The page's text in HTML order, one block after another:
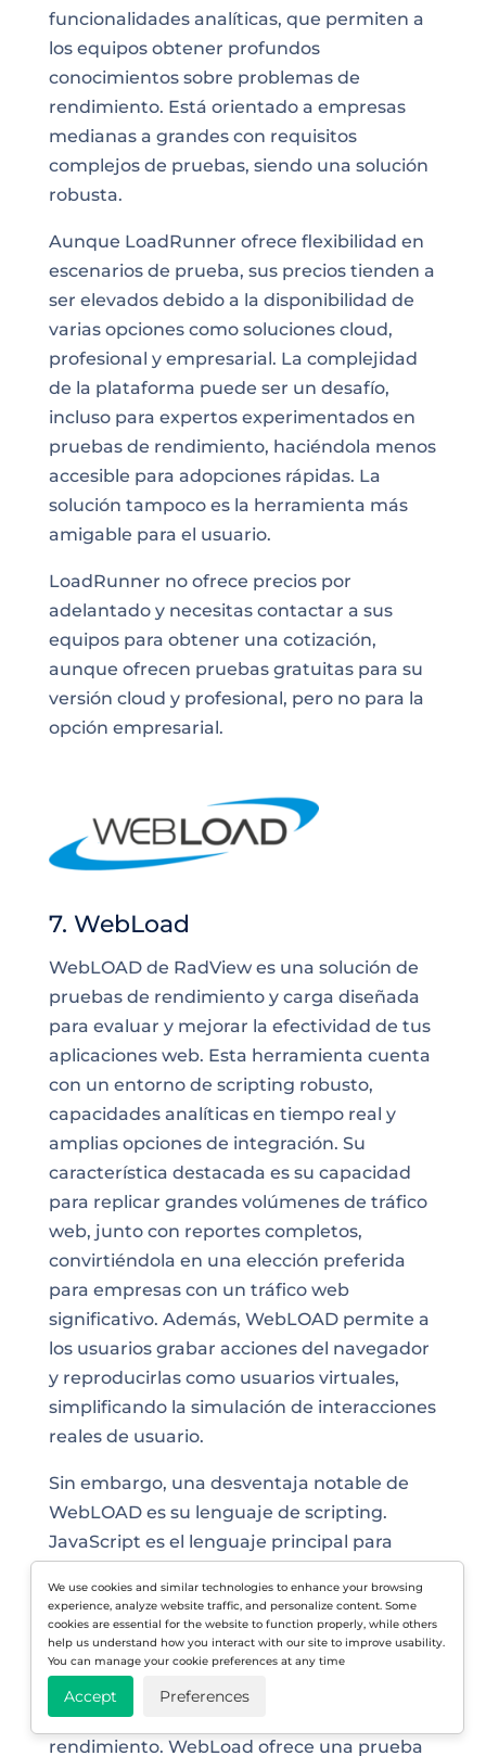
funcionalidades analíticas, que permiten a
los equipos obtener profundos
conocimientos sobre problemas de
rendimiento. Está orientado a empresas
medianas a grandes con requisitos
complejos de pruebas, siendo una solución
robusta.
Aunque LoadRunner ofrece flexibilidad en
escenarios de prueba, sus precios tienden a
ser elevados debido a la disponibilidad de
varias opciones como soluciones cloud,
profesional y empresarial. La complejidad
de la plataforma puede ser un desafío,
incluso para expertos experimentados en
pruebas de rendimiento, haciéndola menos
accesible para adopciones rápidas. La
solución tampoco es la herramienta más
amigable para el usuario.
LoadRunner no ofrece precios por
adelantado y necesitas contactar a sus
equipos para obtener una cotización,
aunque ofrecen pruebas gratuitas para su
versión cloud y profesional, pero no para la
opción empresarial.
7. WebLoad
WebLOAD de RadView es una solución de
pruebas de rendimiento y carga diseñada
para evaluar y mejorar la efectividad de tus
aplicaciones web. Esta herramienta cuenta
con un entorno de scripting robusto,
capacidades analíticas en tiempo real y
amplias opciones de integración. Su
característica destacada es su capacidad
para replicar grandes volúmenes de tráfico
web, junto con reportes completos,
convirtiéndola en una elección preferida
para empresas con un tráfico web
significativo. Además, WebLOAD permite a
los usuarios grabar acciones del navegador
y reproducirlas como usuarios virtuales,
simplificando la simulación de interacciones
reales de usuario.
Sin embargo, una desventaja notable de
WebLOAD es su lenguaje de scripting.
JavaScript es el lenguaje principal para
amplia adopción, las personas que no están
familiarizadas con JavaScript o que tienen
conocimientos limitados de programación
pueden encontrar desafíos al crear y
personalizar scripts para sus pruebas de
rendimiento. WebLoad ofrece una prueba
We use cookies and similar technologies to enhance your browsing
experience, analyze website traffic, and personalize content. Some
cookies are essential for the website to function properly, while others
help us understand how you interact with our site to improve usability.
You can manage your cookie preferences at any time
Accept Preferences